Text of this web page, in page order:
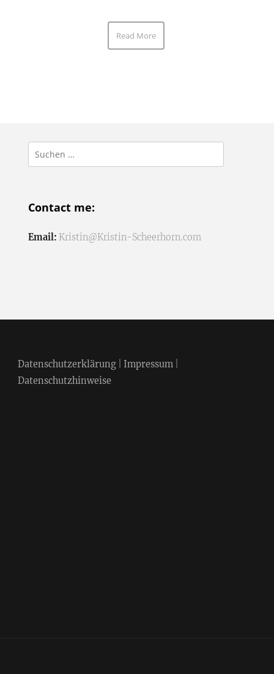
Read More
Suchen
nach:
Contact me:
Email: Kristin@Kristin-Scheerhorn.com
Datenschutzerklärung| Impressum|
Datenschutzhinweise